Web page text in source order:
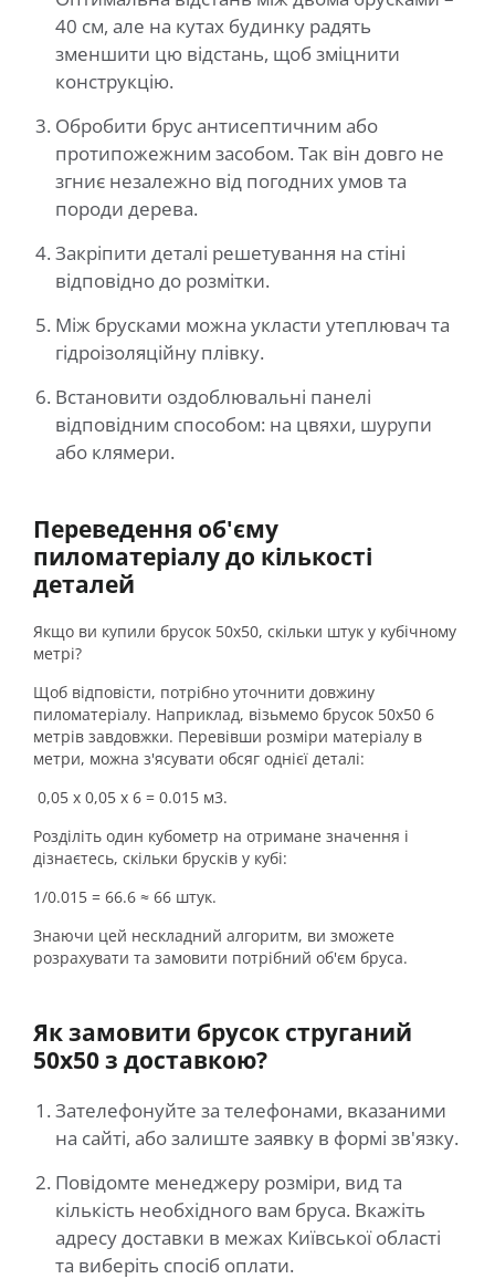
40 см, але на кутах будинку радять
зменшити цю відстань, щоб зміцнити
конструкцію.
Обробити брус антисептичним або
протипожежним засобом. Так він довго не
згниє незалежно від погодних умов та
породи дерева.
Закріпити деталі решетування на стіні
відповідно до розмітки.
Між брусками можна укласти утеплювач та
гідроізоляційну плівку.
Встановити оздоблювальні панелі
відповідним способом: на цвяхи, шурупи
або клямери.
Переведення об'єму
пиломатеріалу до кількості
деталей
Якщо ви купили брусок 50х50, скільки штук у кубічному
метрі?
Щоб відповісти, потрібно уточнити довжину
пиломатеріалу. Наприклад, візьмемо брусок 50х50 6
метрів завдовжки. Перевівши розміри матеріалу в
метри, можна з'ясувати обсяг однієї деталі:
0,05 х 0,05 х 6 = 0.015 м3.
Розділіть один кубометр на отримане значення і
дізнаєтесь, скільки брусків у кубі:
1/0.015 = 66.6 ≈ 66 штук.
Знаючи цей нескладний алгоритм, ви зможете
розрахувати та замовити потрібний об'єм бруса.
Як замовити брусок струганий
50х50 з доставкою?
Зателефонуйте за телефонами, вказаними
на сайті, або залиште заявку в формі зв'язку.
Повідомте менеджеру розміри, вид та
кількість необхідного вам бруса. Вкажіть
адресу доставки в межах Київської області
та виберіть спосіб оплати.